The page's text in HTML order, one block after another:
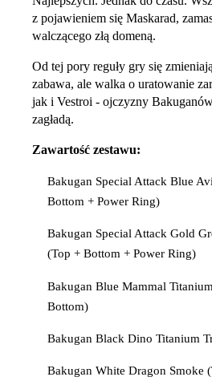
z pojawieniem się Maskarad,
walczącego złą domeną.
Od tej pory reguły gry się
zabawa, ale walka o uratowanie
jak i Vestroi - ojczyzny
zagładą.
Zawartość zestawu:
Bakugan Special Attack Blue
Bottom + Power Ring)
Bakugan Special Attack Gold
(Top + Bottom + Power Ring)
Bakugan Blue Mammal
Bottom)
Bakugan Black Dino Titanium
Bakugan White Dragon Smoke